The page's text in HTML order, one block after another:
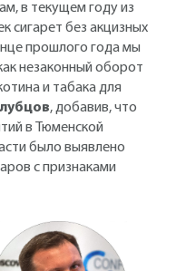
в текущем году из
сигарет без акцизных
прошлого года мы
незаконный оборот
и табака для
, добавив, что
в Тюменской
было выявлено
с признаками